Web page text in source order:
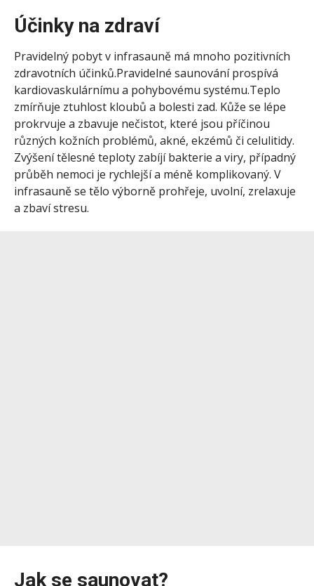
Účinky na zdraví
Pravidelný pobyt v infrasauně má mnoho pozitivních
zdravotních účinků.Pravidelné saunování prospívá
kardiovaskulárnímu a pohybovému systému.Teplo
zmírňuje ztuhlost kloubů a bolesti zad. Kůže se lépe
prokrvuje a zbavuje nečistot, které jsou příčinou
různých kožních problémů, akné, ekzémů či celulitidy.
Zvýšení tělesné teploty zabíjí bakterie a viry, případný
průběh nemoci je rychlejší a méně komplikovaný. V
infrasauně se tělo výborně prohřeje, uvolní, zrelaxuje
a zbaví stresu.
Jak se saunovat?